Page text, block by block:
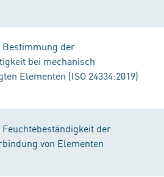
der
bei mechanisch
Elementen (ISO 24334:2019)
der
von Elementen